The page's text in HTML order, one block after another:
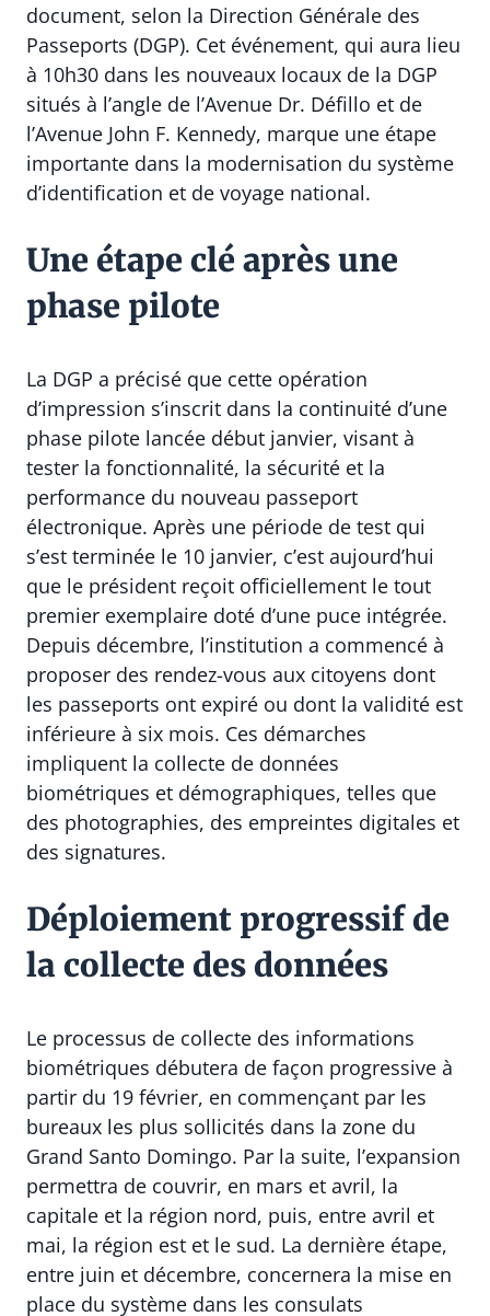
document, selon la Direction Générale des
Passeports (DGP). Cet événement, qui aura lieu
à 10h30 dans les nouveaux locaux de la DGP
situés à l’angle de l’Avenue Dr. Défillo et de
l’Avenue John F. Kennedy, marque une étape
importante dans la modernisation du système
d’identification et de voyage national.
Une étape clé après une
phase pilote
La DGP a précisé que cette opération
d’impression s’inscrit dans la continuité d’une
phase pilote lancée début janvier, visant à
tester la fonctionnalité, la sécurité et la
performance du nouveau passeport
électronique. Après une période de test qui
s’est terminée le 10 janvier, c’est aujourd’hui
que le président reçoit officiellement le tout
premier exemplaire doté d’une puce intégrée.
Depuis décembre, l’institution a commencé à
proposer des rendez-vous aux citoyens dont
les passeports ont expiré ou dont la validité est
inférieure à six mois. Ces démarches
impliquent la collecte de données
biométriques et démographiques, telles que
des photographies, des empreintes digitales et
des signatures.
Déploiement progressif de
la collecte des données
Le processus de collecte des informations
biométriques débutera de façon progressive à
partir du 19 février, en commençant par les
bureaux les plus sollicités dans la zone du
Grand Santo Domingo. Par la suite, l’expansion
permettra de couvrir, en mars et avril, la
capitale et la région nord, puis, entre avril et
mai, la région est et le sud. La dernière étape,
entre juin et décembre, concernera la mise en
place du système dans les consulats